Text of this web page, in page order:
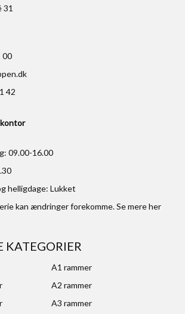
31
00
42
09.00-16.00
helligdage: Lukket
kan ændringer forekomme. Se mereher
KATEGORIER
A1 rammer
A2 rammer
A3 rammer